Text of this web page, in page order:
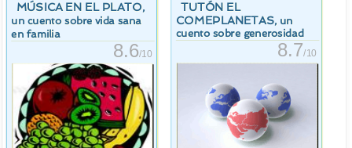
MÚSICA EN EL PLATO,
un cuento sobre vida sana
en familia
8.6/10
TUTÓN EL
COMEPLANETAS, un
cuento sobre generosidad
8.7/10